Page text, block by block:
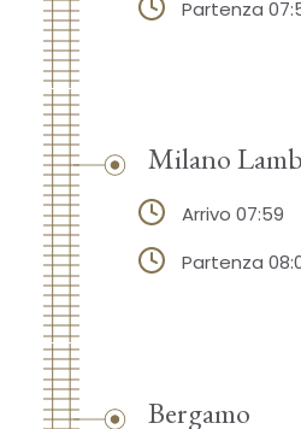
Partenza
Milano
Arrivo 07:59
Partenza
Bergamo